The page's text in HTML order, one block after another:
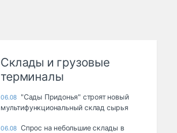
Склады и грузовые
терминалы
06.08 "Сады Придонья" строят новый
мультифункциональный склад сырья
06.08 Спрос на небольшие склады в